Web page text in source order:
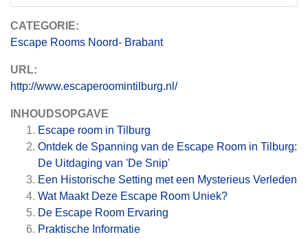
CATEGORIE:
Escape Rooms Noord- Brabant
URL:
http://www.escaperoomintilburg.nl/
INHOUDSOPGAVE
Escape room in Tilburg
Ontdek de Spanning van de Escape Room in Tilburg:
De Uitdaging van 'De Snip'
Een Historische Setting met een Mysterieus Verleden
Wat Maakt Deze Escape Room Uniek?
De Escape Room Ervaring
Praktische Informatie